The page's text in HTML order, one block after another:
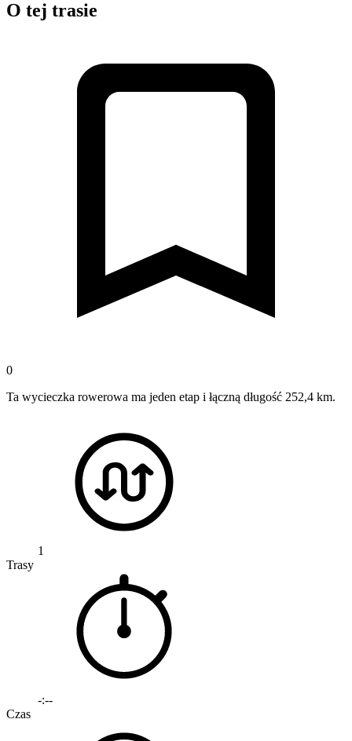
O tej trasie
0
Ta wycieczka rowerowa ma jeden etap i łączną długość 252,4 km.
1
Trasy
-:--
Czas